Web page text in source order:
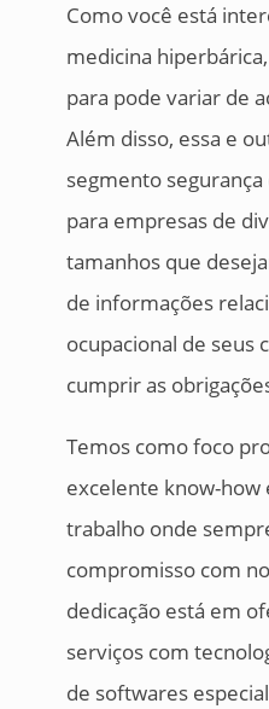
Como você está
medicina
para pode variar de
Além disso, essa e
segmento
para empresas de
tamanhos que
de informações
ocupacional de seus
cumprir as
Temos como foco
excelente know-how
trabalho onde
compromisso com
dedicação está em
serviços com
de softwares